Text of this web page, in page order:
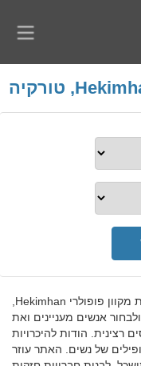
אנשים מעניינים ואת
רצינית. הודות להיכרויות
של נשים. האתר עוזר